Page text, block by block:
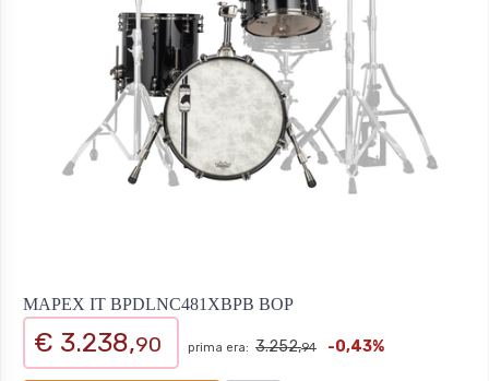
MAPEX IT BPDLNC481XBPB BOP
€ 3.238,90 prima era: 3.252,94 -0,43%